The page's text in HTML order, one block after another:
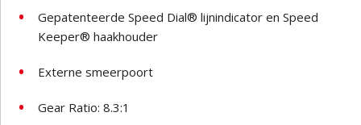
Gepatenteerde Speed Dial® lijnindicator en Speed
Keeper® haakhouder
Externe smeerpoort
Gear Ratio: 8.3:1